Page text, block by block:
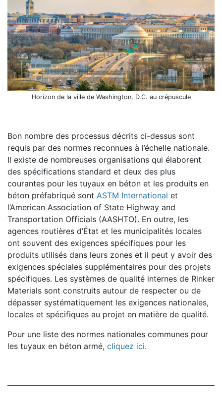
Horizon de la ville de Washington, D.C. au crépuscule
Bon nombre des processus décrits ci-dessus sont
requis par des normes reconnues à l’échelle nationale.
Il existe de nombreuses organisations qui élaborent
des spécifications standard et deux des plus
courantes pour les tuyaux en béton et les produits en
béton préfabriqué sont ASTM International et
l’American Association of State Highway and
Transportation Officials (AASHTO). En outre, les
agences routières d’État et les municipalités locales
ont souvent des exigences spécifiques pour les
produits utilisés dans leurs zones et il peut y avoir des
exigences spéciales supplémentaires pour des projets
spécifiques. Les systèmes de qualité internes de Rinker
Materials sont construits autour de respecter ou de
dépasser systématiquement les exigences nationales,
locales et spécifiques au projet en matière de qualité.
Pour une liste des normes nationales communes pour
les tuyaux en béton armé, cliquez ici.